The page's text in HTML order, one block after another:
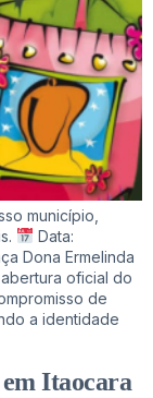
município,
Data:
Dona Ermelinda
oficial do
de
a identidade
em Itaocara